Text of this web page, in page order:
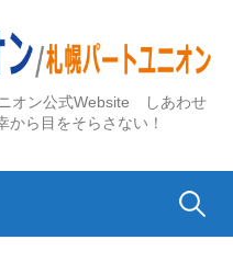
オン公式Website しあわせ
ら目をそらさない！
検